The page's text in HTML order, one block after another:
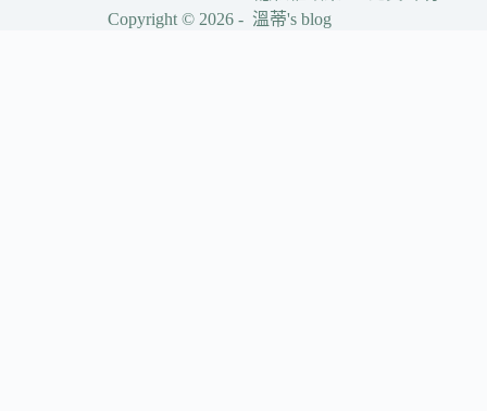
Copyright © 2026 - 溫蒂's blog